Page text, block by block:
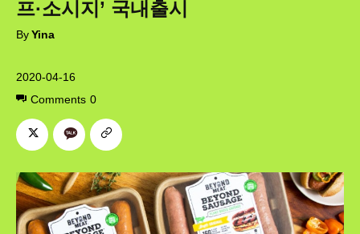
2020-04-16
Comments 0
프·소시지’ 국내출시
ByYina